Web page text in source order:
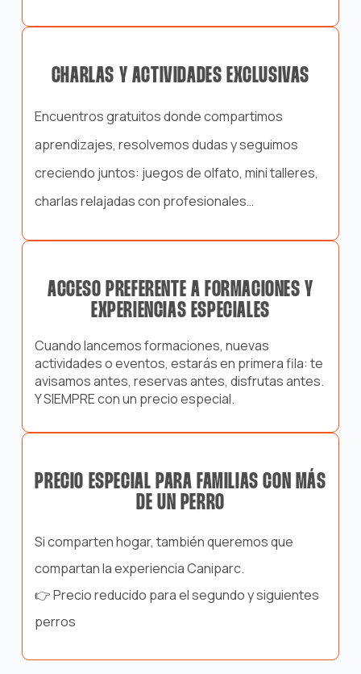
CHARLAS Y ACTIVIDADES EXCLUSIVAS
Encuentros gratuitos donde compartimos
aprendizajes, resolvemos dudas y seguimos
creciendo juntos: juegos de olfato, mini talleres,
charlas relajadas con profesionales…
ACCESO PREFERENTE A FORMACIONES Y
EXPERIENCIAS ESPECIALES
Cuando lancemos formaciones, nuevas
actividades o eventos, estarás en primera fila: te
avisamos antes, reservas antes, disfrutas antes.
Y SIEMPRE con un precio especial.
PRECIO ESPECIAL PARA FAMILIAS CON MÁS
DE UN PERRO
Si comparten hogar, también queremos que
compartan la experiencia Caniparc.
👉 Precio reducido para el segundo y siguientes
perros